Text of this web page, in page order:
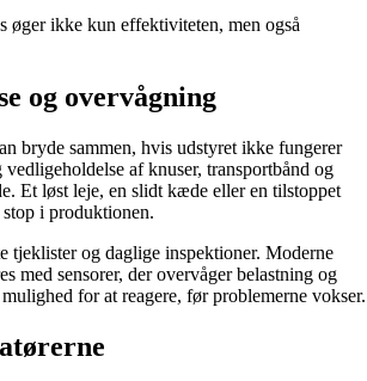
øger ikke kun effektiviteten, men også
og overvågning
bryde sammen, hvis udstyret ikke fungerer
af knuser, transportbånd og
Et løst leje, en slidt kæde eller en tilstoppet
i produktionen.
tjeklister og daglige inspektioner. Moderne
med sensorer, der overvåger belastning og
for at reagere, før problemerne vokser.